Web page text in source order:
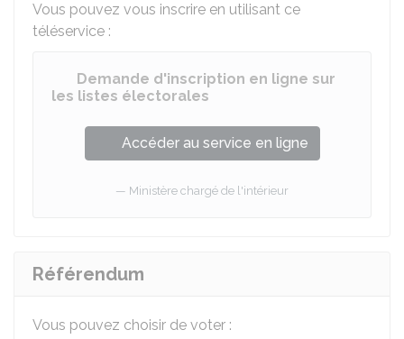
Vous pouvez vous inscrire en utilisant ce
téléservice :
Demande d'inscription en ligne sur
les listes électorales
Accéder au service en ligne
Ministère chargé de l'intérieur
Référendum
Vous pouvez choisir de voter :